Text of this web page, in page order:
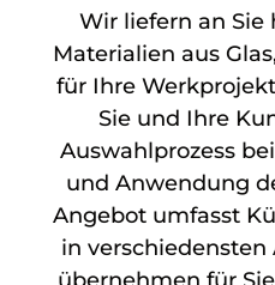
Wir liefern an
Materialien aus
für Ihre
Sie und Ihre
Auswahlprozess
und Anwendung
Angebot umfasst
in